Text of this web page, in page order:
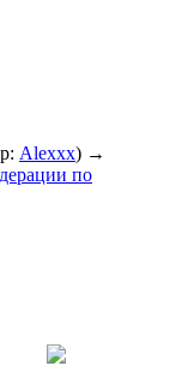
Alexxx) →
по